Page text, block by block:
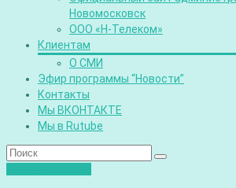
Новомосковск
ООО «Н-Телеком»
Клиентам
О СМИ
Эфир программы “Новости”
Контакты
Мы ВКОНТАКТЕ
Мы в Rutube